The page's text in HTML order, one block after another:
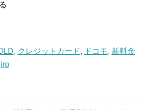
, クレジットカード, ドコモ, 新料金